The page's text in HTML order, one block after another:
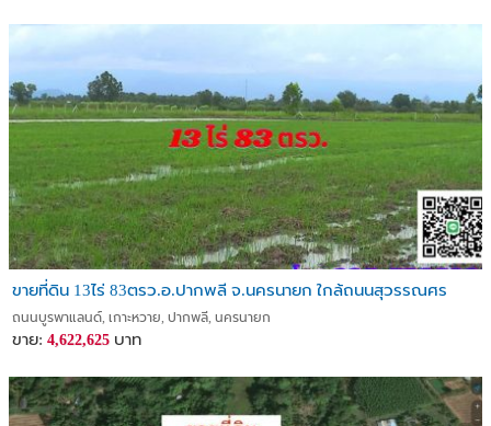
ขายที่ดิน 13ไร่ 83ตรว.อ.ปากพลี จ.นครนายก ใกล้ถนนสุวรรณศร
ถนนบูรพาแลนด์, เกาะหวาย, ปากพลี, นครนายก
ขาย: 4,622,625 บาท